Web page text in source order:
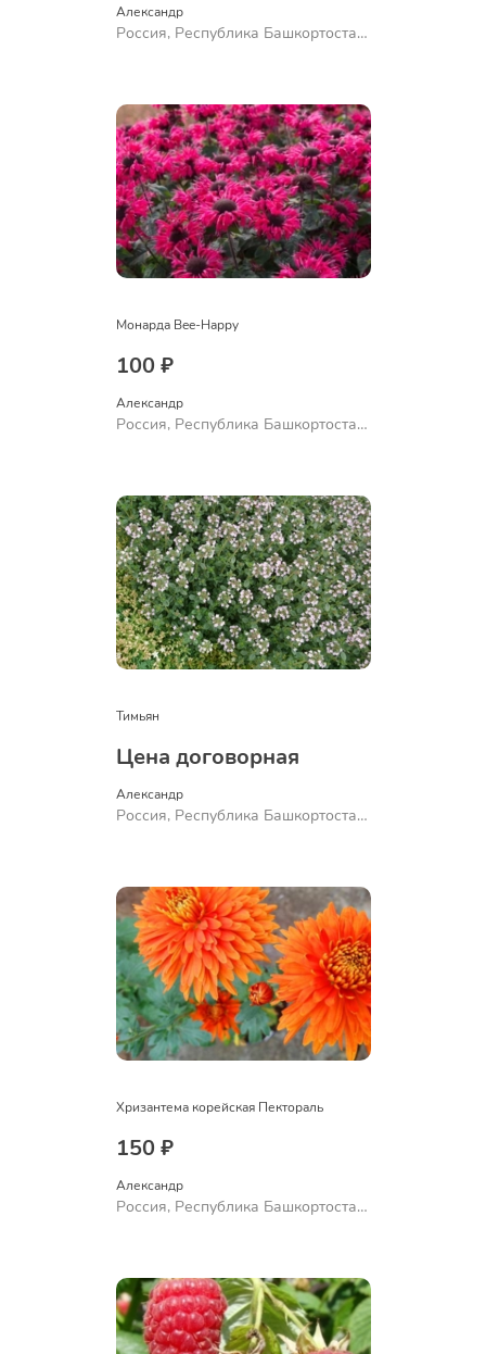
Александр
Россия, Республика Башкортостан,
Монарда Bee-Happy
100 ₽
Александр
Россия, Республика Башкортостан,
Тимьян
Цена договорная
Александр
Россия, Республика Башкортостан,
Хризантема корейская Пектораль
150 ₽
Александр
Россия, Республика Башкортостан,